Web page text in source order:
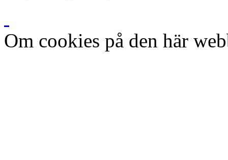
Om cookies på den här